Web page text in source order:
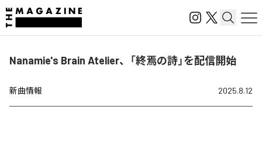
Nanamie's Brain Atelier、「終焉の詩」を配信開始
新曲情報 2025.8.12